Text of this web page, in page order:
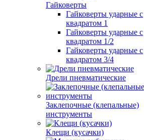
Гайковерты
Гайковерты ударные с
квадратом 1
Гайковерты ударные с
квадратом 1/2
Гайковерты ударные с
квадратом 3/4
Дрели пневматические
Заклепочные (клепальные)
инструменты
Клещи (кусачки)